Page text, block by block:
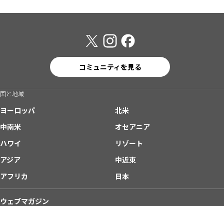
コミュニティを見る
国と地域
ヨーロッパ
北米
中南米
オセアニア
ハワイ
リゾート
アジア
中近東
アフリカ
日本
ウェブマガジン